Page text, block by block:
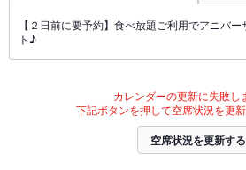
【２日前に要予約】食べ放題ご利用でアニバ
ト♪
カレンダーの更新に失敗し
下記ボタンを押して空席状況を更新
空席状況を更新する